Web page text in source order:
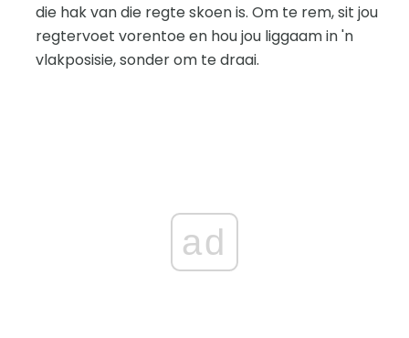
die hak van die regte skoen is. Om te rem, sit jou
regtervoet vorentoe en hou jou liggaam in 'n
vlakposisie, sonder om te draai.
ad